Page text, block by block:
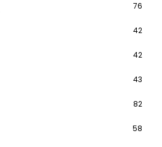
76
42
42
43
82
58